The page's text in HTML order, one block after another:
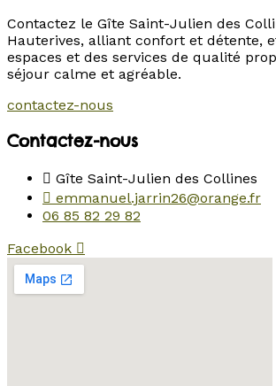
Contactez le Gîte Saint-Julien des
Hauterives, alliant confort et détente,
espaces et des services de qualité
séjour calme et agréable.
contactez-nous
Contactez-nous
Gîte Saint-Julien des Collines
emmanuel.jarrin26@orange.fr
06 85 82 29 82
Facebook